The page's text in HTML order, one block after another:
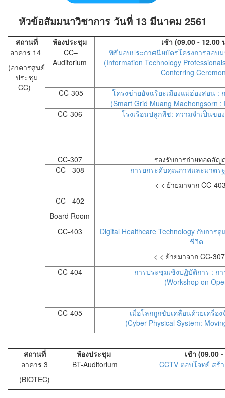
หัวข้อสัมมนาวิชาการ วันที่ 13 มีนาคม 2561
สถานที่ ห้องประชุม
เช้า (09.00 - 12.00
อาคาร 14
(อาคารศูนย์
ประชุม
CC)
CC–
Auditorium
พิธีมอบประกาศนียบัตรโครงการสอบ
(Information Technology
Conferring
CC-305
โครงข่ายอัจฉริยะเมืองแม่ฮ่องสอน :
(Smart Grid Muang Maehongsorn :
CC-306
โรงเรือนปลูกพืช: ความจำเป็นขอ
CC-307
รองรับการถ่ายทอดสั
CC - 308
การยกระดับคุณภาพและมาตร
< < ย้ายมาจาก CC-
CC - 402
Board Room
CC-403
Digital Healthcare Technology กับกา
ชีวิต
< < ย้ายมาจาก CC-
CC-404
การประชุมเชิงปฏิบัติการ : ก
(Workshop on
CC-405
เมื่อโลกถูกขับเคลื่อนด้วยเครื่อ
(Cyber-Physical System:
สถานที่ ห้องประชุม
เช้า (09.00
อาคาร 3
(BIOTEC)
BT-Auditorium CCTV ตอบโจทย์ สร้